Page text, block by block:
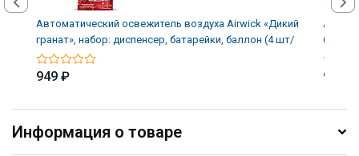
Автоматический освежитель воздуха Airwick «Дикий
гранат», набор: диспенсер, батарейки, баллон (4 шт/
949 ₽
бриз»,
949 ₽
Информация о товаре